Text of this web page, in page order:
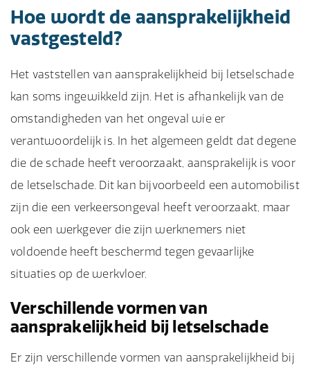
Hoe wordt de aansprakelijkheid
vastgesteld?
Het vaststellen van aansprakelijkheid bij letselschade
kan soms ingewikkeld zijn. Het is afhankelijk van de
omstandigheden van het ongeval wie er
verantwoordelijk is. In het algemeen geldt dat degene
die de schade heeft veroorzaakt, aansprakelijk is voor
de letselschade. Dit kan bijvoorbeeld een automobilist
zijn die een verkeersongeval heeft veroorzaakt, maar
ook een werkgever die zijn werknemers niet
voldoende heeft beschermd tegen gevaarlijke
situaties op de werkvloer.
Verschillende vormen van
aansprakelijkheid bij letselschade
Er zijn verschillende vormen van aansprakelijkheid bij